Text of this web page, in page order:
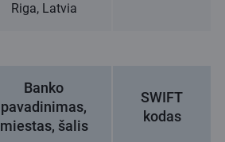
Riga, Latvia
Banko
pavadinimas,
miestas, šalis
SWIFT
kodas